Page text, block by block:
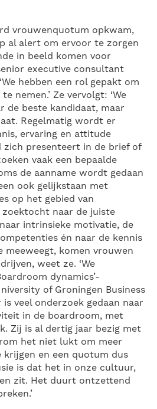
vrouwenquotum opkwam,
al alert om ervoor te zorgen
in beeld komen voor
executive consultant
hebben een rol gepakt om
nemen.’ Ze vervolgt: ‘We
de beste kandidaat, maar
Regelmatig wordt er
ervaring en attitude
zich presenteert in de brief of
vaak een bepaalde
de aanname wordt gedaan
ook gelijkstaan met
op het gebied van
zoektocht naar de juiste
intrinsieke motivatie, de
én naar de kennis
meeweegt, komen vrouwen
weet ze. ‘We
dynamics’-
of Groningen Business
is veel onderzoek gedaan naar
in de boardroom, met
Zij is al dertig jaar bezig met
het niet lukt om meer
en een quotum dus
is dat het in onze cultuur,
zit. Het duurt ontzettend